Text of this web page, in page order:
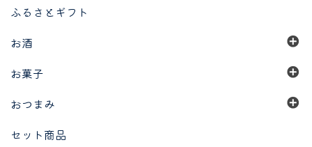
ふるさとギフト
お酒
お菓子
おつまみ
セット商品